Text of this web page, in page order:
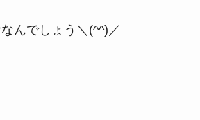
んでしょう＼(^^)／